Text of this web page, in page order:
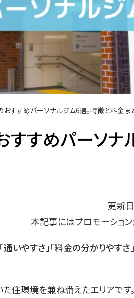
おすすめパーソナルジム6選。特徴と料金ま
すすめパーソナ
更新
本記事にはプロモーショ
「通いやすさ」「料金の分かりやす
住環境を兼ね備えたエリアです。